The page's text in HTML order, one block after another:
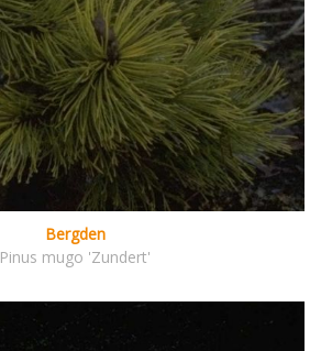
Bergden
Pinus mugo 'Zundert'